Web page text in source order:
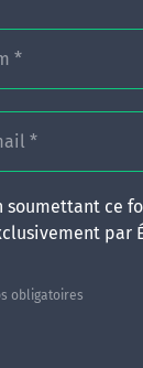
*
*
soumettant ce
par
obligatoires
& la
INFOS
en